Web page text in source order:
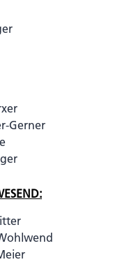
Gerner